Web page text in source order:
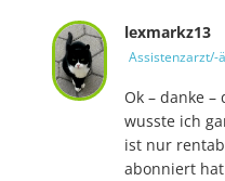
lexmarkz13
Assistenzarzt/-
Ok – danke
wusste ich
ist nur
abonniert